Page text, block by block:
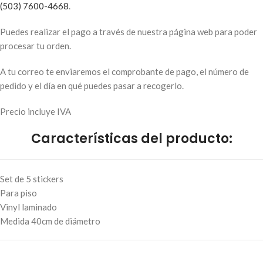
(503) 7600-4668.
Puedes realizar el pago a través de nuestra página web para poder
procesar tu orden.
A tu correo te enviaremos el comprobante de pago, el número de
pedido y el día en qué puedes pasar a recogerlo.
Precio incluye IVA
Características del producto:
Set de 5 stickers
Para piso
Vinyl laminado
Medida 40cm de diámetro